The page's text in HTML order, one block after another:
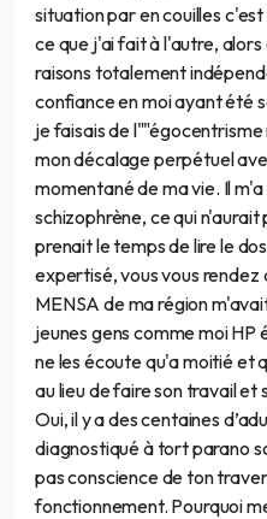
situation par en couilles
ce que j'ai fait à l'autre,
raisons totalement
confiance en moi ayant été
je faisais de
mon décalage perpétuel
momentané de ma vie. Il
schizophrène, ce qui n'aurait
prenait le temps de lire le
expertisé, vous vous
MENSA de ma région
jeunes gens comme moi
ne les écoute qu'a moitié et
au lieu de faire son travail et
Oui, il y a des centaines
diagnostiqué à tort parano
pas conscience de ton
fonctionnement. Pourquoi